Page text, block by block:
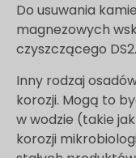
Do usuwania
magnezowych
czyszczącego DS2.
Inny rodzaj
korozji. Mogą to
w wodzie (takie
korozji